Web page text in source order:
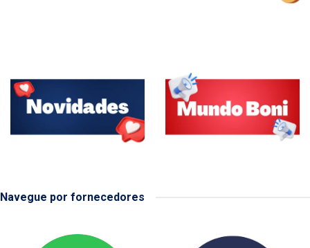
Navegue por fornecedores